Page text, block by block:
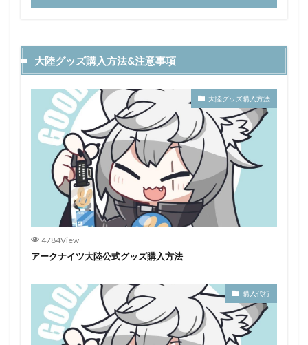
大陸グッズ購入方法&注意事項
大陸グッズ購入方法
4784View
アークナイツ大陸公式グッズ購入方法
購入代行